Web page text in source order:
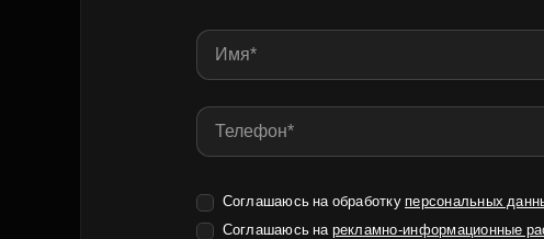
Соглашаюсь на обработку персональных
Соглашаюсь на рекламно-информационные